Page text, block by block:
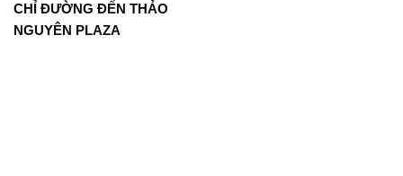
CHỈ ĐƯỜNG ĐẾN THẢO
NGUYÊN PLAZA